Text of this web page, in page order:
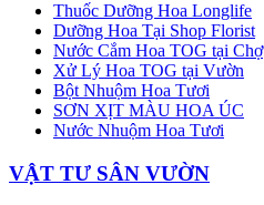
Thuốc Dưỡng Hoa Longlife
Dưỡng Hoa Tại Shop Florist
Nước Cắm Hoa TOG tại Chợ
Xử Lý Hoa TOG tại Vườn
Bột Nhuộm Hoa Tươi
SƠN XỊT MÀU HOA ÚC
Nước Nhuộm Hoa Tươi
VẬT TƯ SÂN VƯỜN